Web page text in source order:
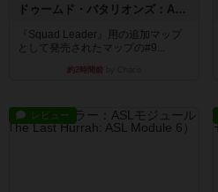
ドゥームド・バタリオンズ：ASLモジュール11
『Squad Leader』用の追加マップ
として発売されたマップの#9...
約2時間前
レビュー